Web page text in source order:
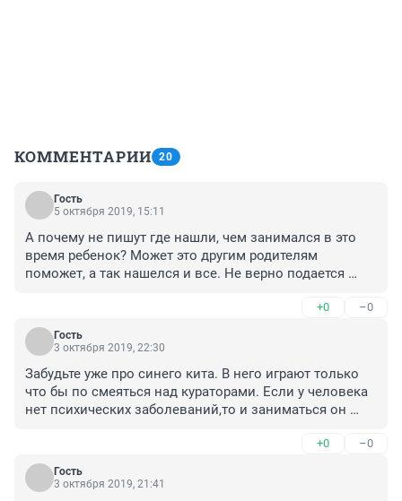
КОММЕНТАРИИ 20
Гость
5 октября 2019, 15:11
А почему не пишут где нашли, чем занимался в это
время ребенок? Может это другим родителям
поможет, а так нашелся и все. Не верно подается
+0 –0
Гость
3 октября 2019, 22:30
Забудьте уже про синего кита. В него играют только
что бы по смеяться над кураторами. Если у человека
нет психических заболеваний,то и заниматься он
А,и в "пропади на 24 часа" никто кроме тех кто это
придумал не играет, не все такие бесстрашные что бы
всю ночь в заброшке просидеть. Скорее дети уйдут из
+0 –0
Гость
3 октября 2019, 21:41